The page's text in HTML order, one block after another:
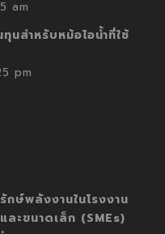
am
นสำหรับหม้อไอน้ำที่ใช้
pm
กษ์พลังงานในโรงงาน
ะขนาดเล็ก (SMEs)